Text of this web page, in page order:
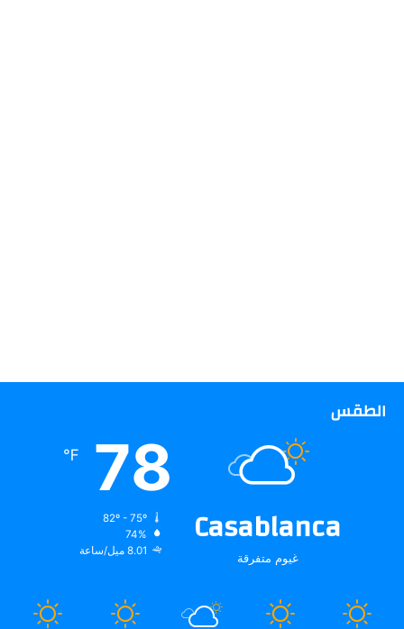
الطقس
Casablanca
غيوم متفرقة
78
℉
74%
8.01 ميل/ساعة